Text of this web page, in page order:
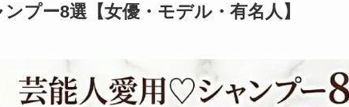
プー8選【女優・モデル・有名人】